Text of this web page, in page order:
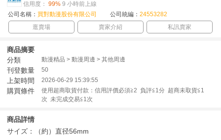
信用度： 99% 9 小時前上線
公司名稱： 買對動漫股份有限公司 公司統編： 24553282
逛賣場
賣家介紹 私訊賣家
商品摘要
分類
動漫精品 > 動漫周邊 > 其他周邊
刊登數量 50
上架時間 2026-06-29 15:39:55
購買條件
使用超商取貨付款：信用評價必須≧2 負評≦1分 超商未取貨≦1
次 未完成交易≦1次
商品詳情
サイズ：（約）直径56mm